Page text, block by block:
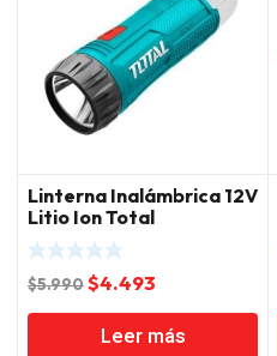
Linterna Inalámbrica 12V
Litio Ion Total
$5.990El
precio
original
$4.493
precio
actual
Leer más